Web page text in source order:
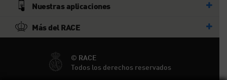
Nuestras aplicaciones
Más del RACE
© RACE
Todos los derechos reservados